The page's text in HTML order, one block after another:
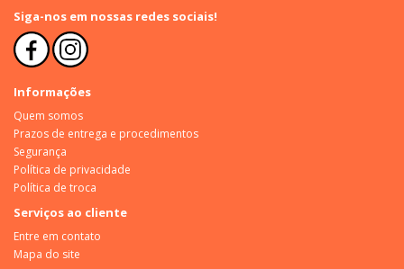
Siga-nos em nossas redes sociais!
Informações
Quem somos
Prazos de entrega e procedimentos
Segurança
Política de privacidade
Política de troca
Serviços ao cliente
Entre em contato
Mapa do site